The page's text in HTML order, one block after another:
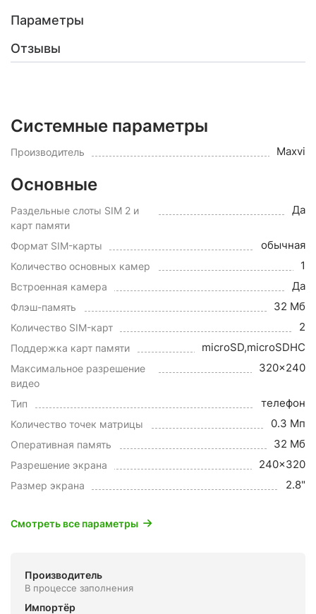
Параметры
Отзывы
Системные параметры
Производитель Maxvi
Основные
Раздельные слоты SIM 2 и
карт памяти
Да
Формат SIM-карты обычная
Количество основных камер 1
Встроенная камера Да
Флэш-память 32 Мб
Количество SIM-карт 2
Поддержка карт памяти microSD,microSDHC
Максимальное разрешение
видео
320x240
Тип телефон
Количество точек матрицы 0.3 Мп
Оперативная память 32 Мб
Разрешение экрана 240x320
Размер экрана 2.8"
Смотреть все параметры
Производитель
В процессе заполнения
Импортёр